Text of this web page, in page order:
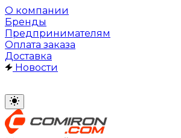
О компании
Бренды
Предпринимателям
Оплата заказа
Доставка
Новости